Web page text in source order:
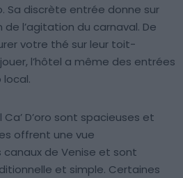
Sa discrète entrée donne sur
de l’agitation du carnaval. De
votre thé sur leur toit-
l’hôtel a même des entrées
D’oro sont spacieuses et
offrent une vue
de Venise et sont
et simple. Certaines